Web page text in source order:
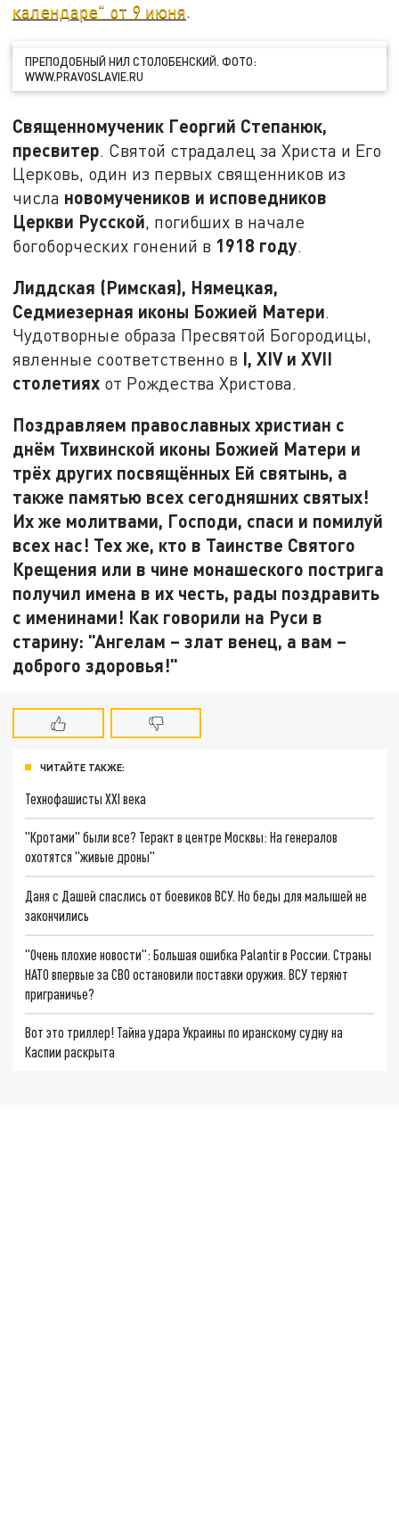
календаре" от 9 июня.
ПРЕПОДОБНЫЙ НИЛ СТОЛОБЕНСКИЙ. ФОТО:
WWW.PRAVOSLAVIE.RU
Священномученик Георгий Степанюк,
пресвитер. Святой страдалец за Христа и Его
Церковь, один из первых священников из
числа новомучеников и исповедников
Церкви Русской, погибших в начале
богоборческих гонений в 1918 году.
Лиддская (Римская), Нямецкая,
Седмиезерная иконы Божией Матери.
Чудотворные образа Пресвятой Богородицы,
явленные соответственно в I, XIV и XVII
столетиях от Рождества Христова.
Поздравляем православных христиан с
днём Тихвинской иконы Божией Матери и
трёх других посвящённых Ей святынь, а
также памятью всех сегодняшних святых!
Их же молитвами, Господи, спаси и помилуй
всех нас! Тех же, кто в Таинстве Святого
Крещения или в чине монашеского пострига
получил имена в их честь, рады поздравить
с именинами! Как говорили на Руси в
старину: "Ангелам – злат венец, а вам –
доброго здоровья!"
ЧИТАЙТЕ ТАКЖЕ:
Технофашисты XXI века
"Кротами" были все? Теракт в центре Москвы: На генералов
охотятся "живые дроны"
Даня с Дашей спаслись от боевиков ВСУ. Но беды для малышей не
закончились
"Очень плохие новости": Большая ошибка Palantir в России. Страны
НАТО впервые за СВО остановили поставки оружия. ВСУ теряют
приграничье?
Вот это триллер! Тайна удара Украины по иранскому судну на
Каспии раскрыта